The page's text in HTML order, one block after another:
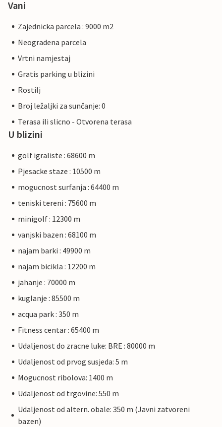
Vani
Zajednicka parcela : 9000 m2
Neogradena parcela
Vrtni namjestaj
Gratis parking u blizini
Rostilj
Broj ležaljki za sunčanje: 0
Terasa ili slicno - Otvorena terasa
U blizini
golf igraliste : 68600 m
Pjesacke staze : 10500 m
mogucnost surfanja : 64400 m
teniski tereni : 75600 m
minigolf : 12300 m
vanjski bazen : 68100 m
najam barki : 49900 m
najam bicikla : 12200 m
jahanje : 70000 m
kuglanje : 85500 m
acqua park : 350 m
Fitness centar : 65400 m
Udaljenost do zracne luke: BRE : 80000 m
Udaljenost od prvog susjeda: 5 m
Mogucnost ribolova: 1400 m
Udaljenost od trgovine: 550 m
Udaljenost od altern. obale: 350 m (Javni zatvoreni
bazen)